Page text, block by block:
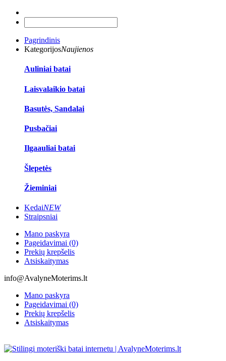
Pagrindinis
KategorijosNaujienos
Auliniai batai
Laisvalaikio batai
Basutės, Sandalai
Pusbačiai
Ilgaauliai batai
Šlepetės
Žieminiai
KedaiNEW
Straipsniai
Mano paskyra
Pageidavimai (0)
Prekių krepšelis
Atsiskaitymas
info@AvalyneMoterims.lt
Mano paskyra
Pageidavimai (0)
Prekių krepšelis
Atsiskaitymas